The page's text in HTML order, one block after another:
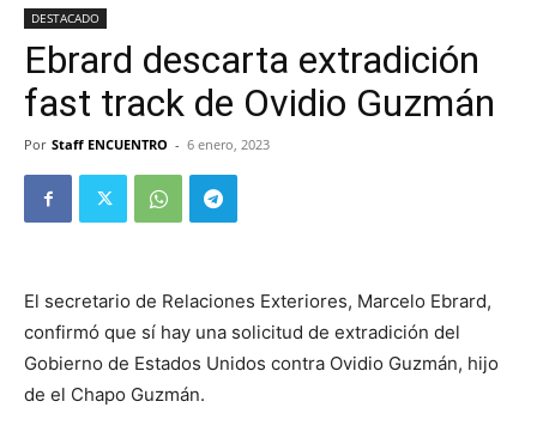
DESTACADO
Ebrard descarta extradición
fast track de Ovidio Guzmán
Por Staff ENCUENTRO - 6 enero, 2023
El secretario de Relaciones Exteriores, Marcelo Ebrard,
confirmó que sí hay una solicitud de extradición del
Gobierno de Estados Unidos contra Ovidio Guzmán, hijo
de el Chapo Guzmán.